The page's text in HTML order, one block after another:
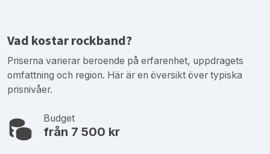
Vad kostar rockband?
Priserna varierar beroende på erfarenhet, uppdragets
omfattning och region. Här är en översikt över typiska
prisnivåer.
Budget
från 7 500 kr